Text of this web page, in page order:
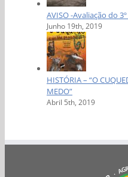
AVISO -Avaliação do
Junho 19th, 2019
HISTÓRIA – “O
MEDO”
Abril 5th, 2019